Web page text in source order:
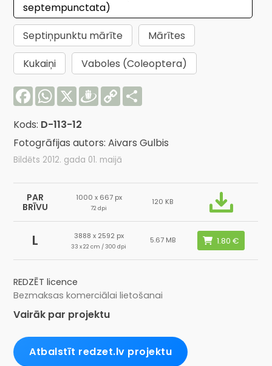
septempunctata)
Septiņpunktu mārīte
Mārītes
Kukaiņi
Vaboles (Coleoptera)
FacebookWhatsApp
X Draugiem
Copy
Link
Kods: D-113-12
Fotogrāfijas autors: Aivars Gulbis
Bildēts 2012. gada 01. maijā
PAR
BRĪVU
1000 x 667 px
72 dpi
120 KB
L 3888 x 2592 px
33 x 22 cm / 300 dpi
5.67 MB
REDZĒT licence
Bezmaksas komerciālai lietošanai
Vairāk par projektu
Atbalstīt redzet.lv projektu